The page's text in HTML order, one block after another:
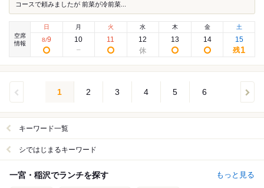
コースで頼みましたが 前菜が冷前菜...
空席
情報
日
8/9
月
10
火
11
水
12
木
13
金
14
土
15
残1
1 2 3 4 5 6
キーワード一覧
シではじまるキーワード
一宮・稲沢でランチを探す もっと見る